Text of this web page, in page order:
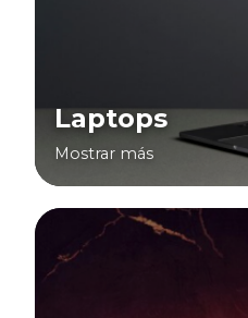
Laptops
Mostrar más